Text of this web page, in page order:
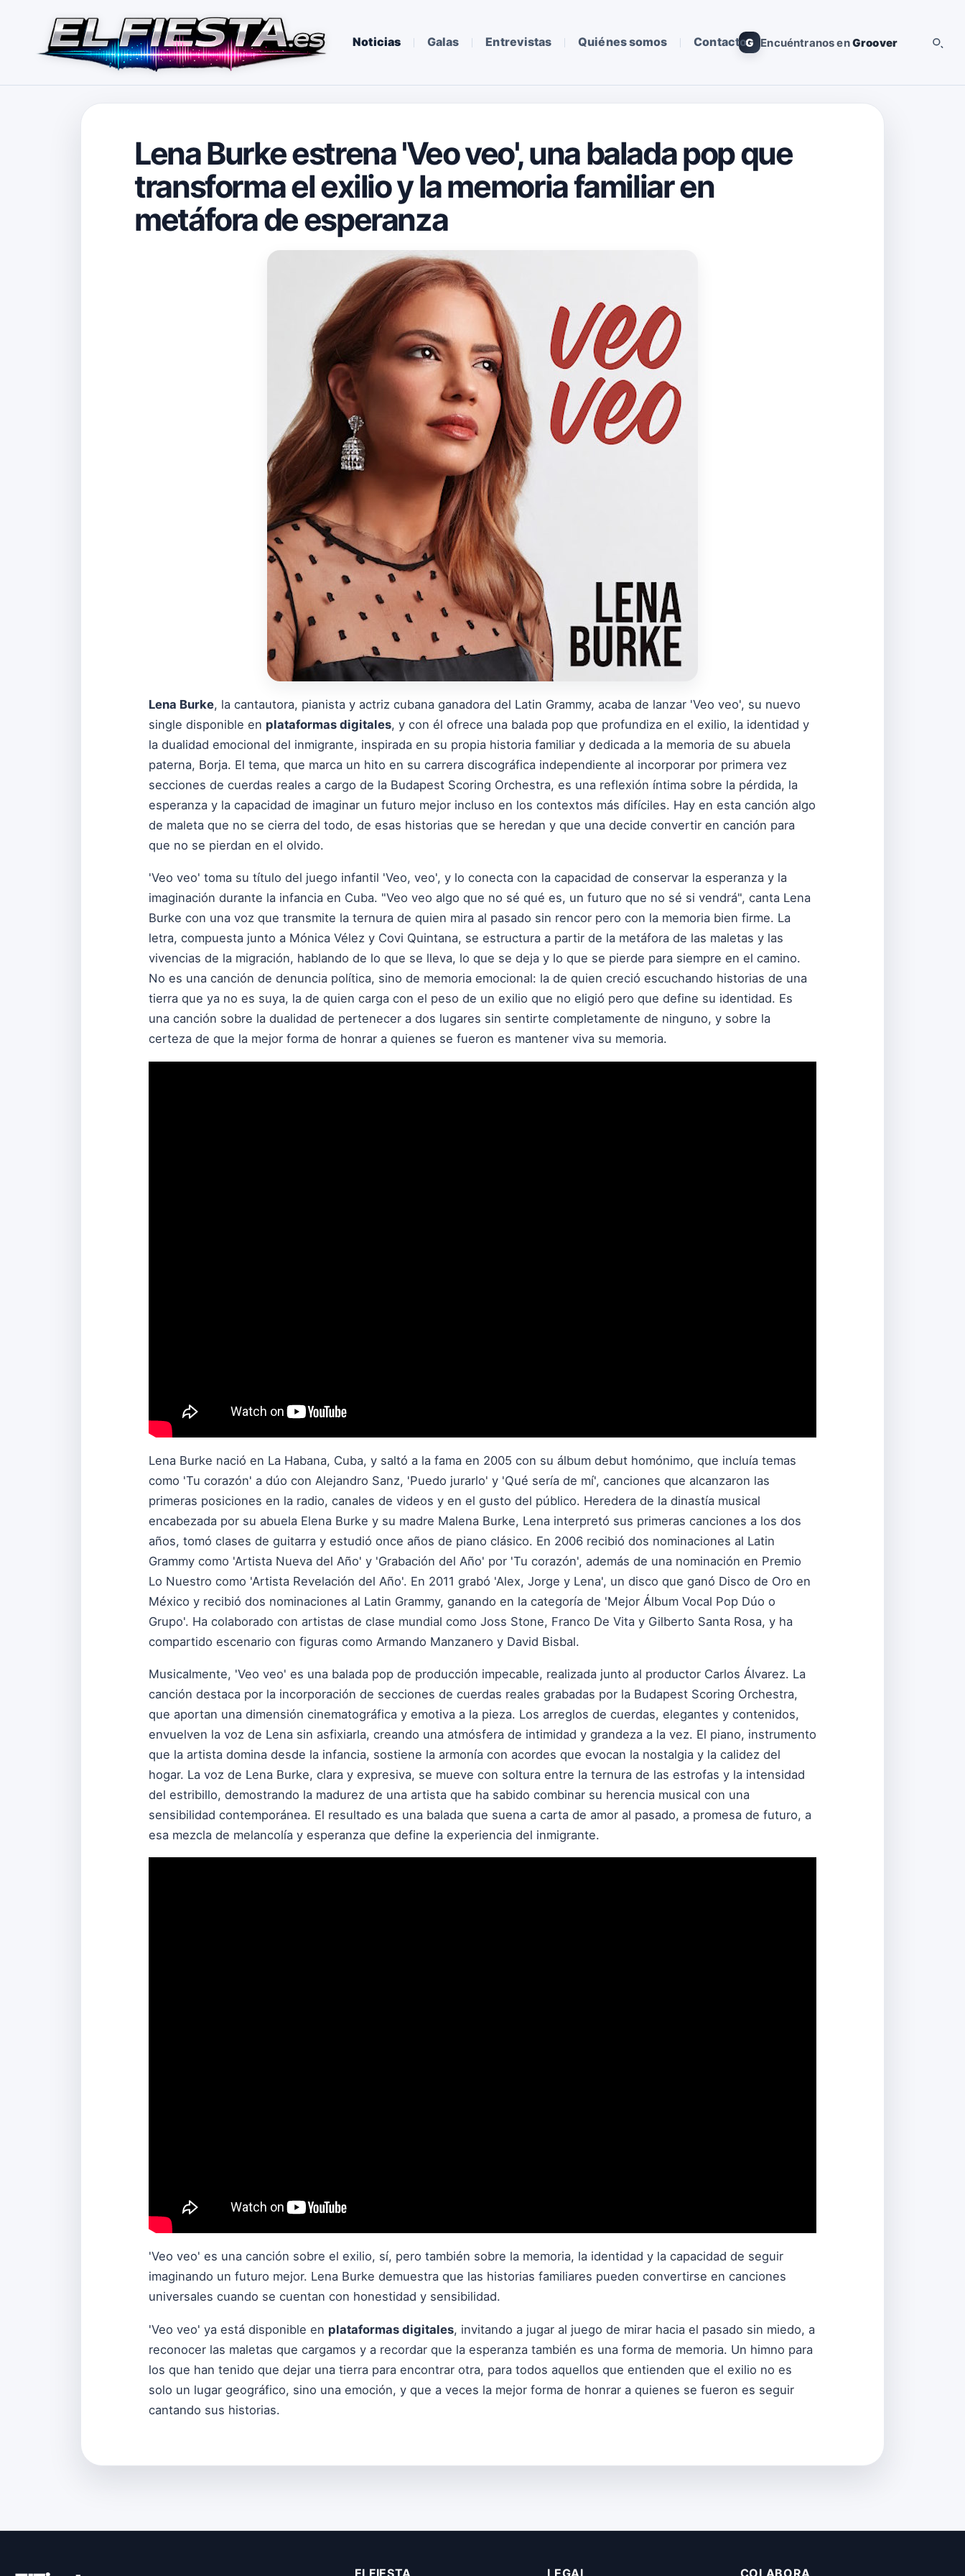
Noticias Galas Entrevistas Quiénes somos ContactoG Encuéntranos enGroover
Lena Burke estrena 'Veo veo', una balada pop que
transforma el exilio y la memoria familiar en
metáfora de esperanza
Lena Burke, la cantautora, pianista y actriz cubana ganadora del Latin Grammy, acaba de lanzar 'Veo veo', su nuevo
single disponible en plataformas digitales, y con él ofrece una balada pop que profundiza en el exilio, la identidad y
la dualidad emocional del inmigrante, inspirada en su propia historia familiar y dedicada a la memoria de su abuela
paterna, Borja. El tema, que marca un hito en su carrera discográfica independiente al incorporar por primera vez
secciones de cuerdas reales a cargo de la Budapest Scoring Orchestra, es una reflexión íntima sobre la pérdida, la
esperanza y la capacidad de imaginar un futuro mejor incluso en los contextos más difíciles. Hay en esta canción algo
de maleta que no se cierra del todo, de esas historias que se heredan y que una decide convertir en canción para
que no se pierdan en el olvido.
'Veo veo' toma su título del juego infantil 'Veo, veo', y lo conecta con la capacidad de conservar la esperanza y la
imaginación durante la infancia en Cuba. "Veo veo algo que no sé qué es, un futuro que no sé si vendrá", canta Lena
Burke con una voz que transmite la ternura de quien mira al pasado sin rencor pero con la memoria bien firme. La
letra, compuesta junto a Mónica Vélez y Covi Quintana, se estructura a partir de la metáfora de las maletas y las
vivencias de la migración, hablando de lo que se lleva, lo que se deja y lo que se pierde para siempre en el camino.
No es una canción de denuncia política, sino de memoria emocional: la de quien creció escuchando historias de una
tierra que ya no es suya, la de quien carga con el peso de un exilio que no eligió pero que define su identidad. Es
una canción sobre la dualidad de pertenecer a dos lugares sin sentirte completamente de ninguno, y sobre la
certeza de que la mejor forma de honrar a quienes se fueron es mantener viva su memoria.
Lena Burke nació en La Habana, Cuba, y saltó a la fama en 2005 con su álbum debut homónimo, que incluía temas
como 'Tu corazón' a dúo con Alejandro Sanz, 'Puedo jurarlo' y 'Qué sería de mí', canciones que alcanzaron las
primeras posiciones en la radio, canales de videos y en el gusto del público. Heredera de la dinastía musical
encabezada por su abuela Elena Burke y su madre Malena Burke, Lena interpretó sus primeras canciones a los dos
años, tomó clases de guitarra y estudió once años de piano clásico. En 2006 recibió dos nominaciones al Latin
Grammy como 'Artista Nueva del Año' y 'Grabación del Año' por 'Tu corazón', además de una nominación en Premio
Lo Nuestro como 'Artista Revelación del Año'. En 2011 grabó 'Alex, Jorge y Lena', un disco que ganó Disco de Oro en
México y recibió dos nominaciones al Latin Grammy, ganando en la categoría de 'Mejor Álbum Vocal Pop Dúo o
Grupo'. Ha colaborado con artistas de clase mundial como Joss Stone, Franco De Vita y Gilberto Santa Rosa, y ha
compartido escenario con figuras como Armando Manzanero y David Bisbal.
Musicalmente, 'Veo veo' es una balada pop de producción impecable, realizada junto al productor Carlos Álvarez. La
canción destaca por la incorporación de secciones de cuerdas reales grabadas por la Budapest Scoring Orchestra,
que aportan una dimensión cinematográfica y emotiva a la pieza. Los arreglos de cuerdas, elegantes y contenidos,
envuelven la voz de Lena sin asfixiarla, creando una atmósfera de intimidad y grandeza a la vez. El piano, instrumento
que la artista domina desde la infancia, sostiene la armonía con acordes que evocan la nostalgia y la calidez del
hogar. La voz de Lena Burke, clara y expresiva, se mueve con soltura entre la ternura de las estrofas y la intensidad
del estribillo, demostrando la madurez de una artista que ha sabido combinar su herencia musical con una
sensibilidad contemporánea. El resultado es una balada que suena a carta de amor al pasado, a promesa de futuro, a
esa mezcla de melancolía y esperanza que define la experiencia del inmigrante.
'Veo veo' es una canción sobre el exilio, sí, pero también sobre la memoria, la identidad y la capacidad de seguir
imaginando un futuro mejor. Lena Burke demuestra que las historias familiares pueden convertirse en canciones
universales cuando se cuentan con honestidad y sensibilidad.
'Veo veo' ya está disponible en plataformas digitales, invitando a jugar al juego de mirar hacia el pasado sin miedo, a
reconocer las maletas que cargamos y a recordar que la esperanza también es una forma de memoria. Un himno para
los que han tenido que dejar una tierra para encontrar otra, para todos aquellos que entienden que el exilio no es
solo un lugar geográfico, sino una emoción, y que a veces la mejor forma de honrar a quienes se fueron es seguir
cantando sus historias.
ELFIESTA LEGAL COLABORA